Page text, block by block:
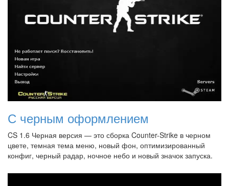
С черным оформлением
CS 1.6 Черная версия — это сборка Counter-Strike в черном
цвете, темная тема меню, новый фон, оптимизированный
конфиг, черный радар, ночное небо и новый значок запуска.